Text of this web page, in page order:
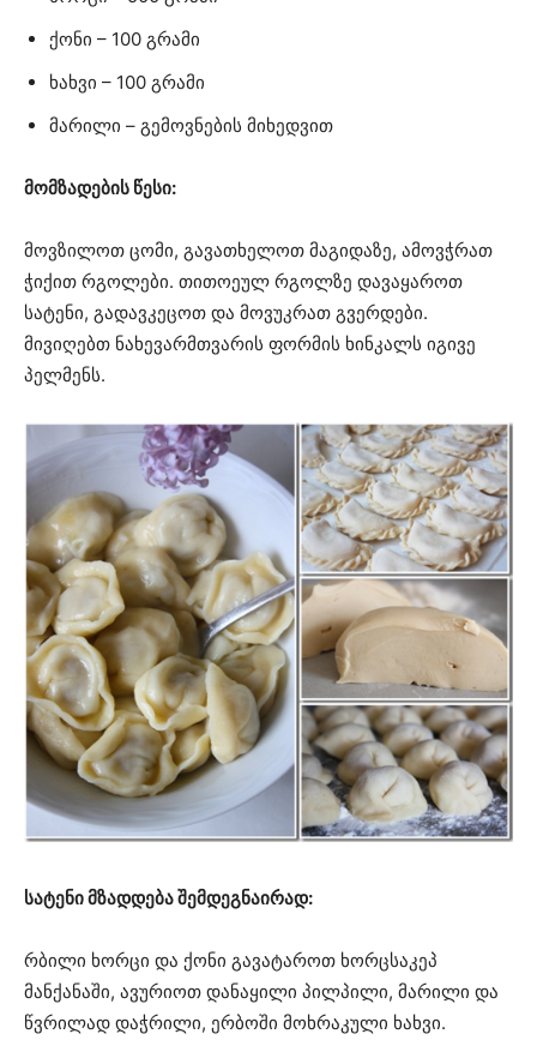
ქონი – 100 გრამი
ხახვი – 100 გრამი
მარილი – გემოვნების მიხედვით
მომზადების წესი:
მოვზილოთ ცომი, გავათხელოთ მაგიდაზე, ამოვჭრათ
ჭიქით რგოლები. თითოეულ რგოლზე დავაყაროთ
სატენი, გადავკეცოთ და მოვუკრათ გვერდები.
მივიღებთ ნახევარმთვარის ფორმის ხინკალს იგივე
პელმენს.
სატენი მზადდება შემდეგნაირად:
რბილი ხორცი და ქონი გავატაროთ ხორცსაკეპ
მანქანაში, ავურიოთ დანაყილი პილპილი, მარილი და
წვრილად დაჭრილი, ერბოში მოხრაკული ხახვი.